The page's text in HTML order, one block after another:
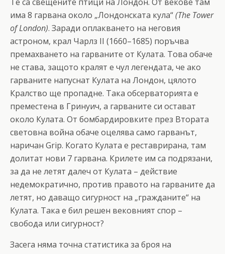
има 8 гарвана около „Лондонската кула“(The Tower
of London). Заради оплакването на неговия
астроном, крал Чарлз II (1660–1685) поръчва
премахването на гарваните от Кулата. Това обаче
не става, защото кралят е чул легендата, че ако
гарваните напуснат Кулата на Лондон, цялото
Кралство ще пропадне. Така обсерваторията е
преместена в Гринуич, а гарваните си остават
около Кулата. От бомбардировките през Втората
световна война обаче оцелява само гарванът,
наричан Grip. Когато Кулата е реставрирана, там
долитат нови 7 гарвана. Крилете им са подрязани,
за да не летят далеч от Кулата – действие
недемократично, против правото на гарваните да
летят, но даващо сигурност на „гражданите“ на
Кулата. Така е бил решен вековният спор –
свобода или сигурност?
Засега няма точна статистика за броя на